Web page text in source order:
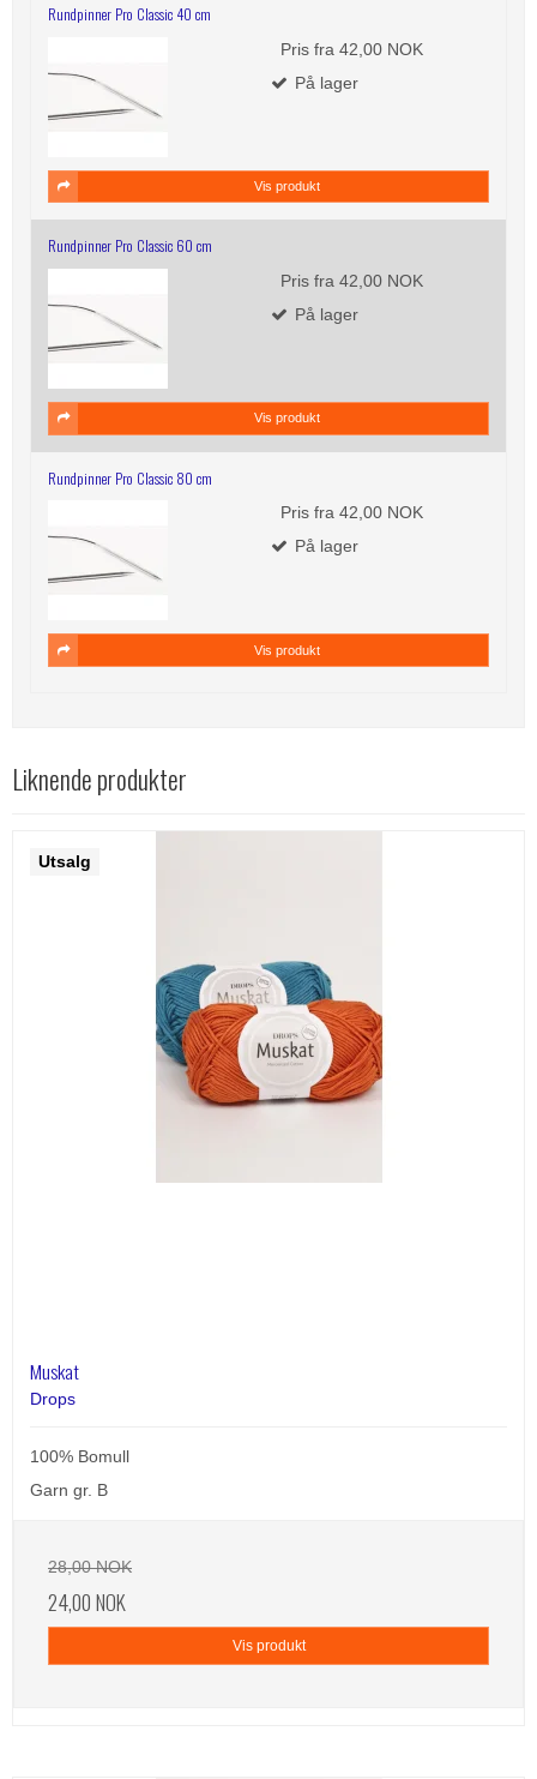
Rundpinner Pro Classic 40 cm
Pris fra 42,00 NOK
På lager
Vis produkt
Rundpinner Pro Classic 60 cm
Pris fra 42,00 NOK
På lager
Vis produkt
Rundpinner Pro Classic 80 cm
Pris fra 42,00 NOK
På lager
Vis produkt
Liknende produkter
Utsalg
Muskat
Drops
100% Bomull
Garn gr. B
28,00 NOK
24,00 NOK
Vis produkt